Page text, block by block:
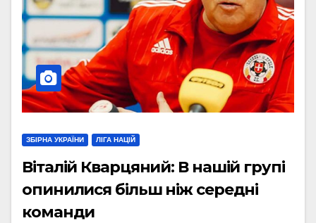
ЗБІРНА УКРАЇНИ ЛІГА НАЦІЙ
Віталій Кварцяний: В нашій групі
опинилися більш ніж середні
команди